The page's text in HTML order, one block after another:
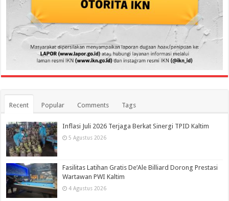
Recent Popular Comments Tags
Inflasi Juli 2026 Terjaga Berkat Sinergi TPID Kaltim
5 Agustus 2026
Fasilitas Latihan Gratis De’Ale Billiard Dorong Prestasi
Wartawan PWI Kaltim
4 Agustus 2026